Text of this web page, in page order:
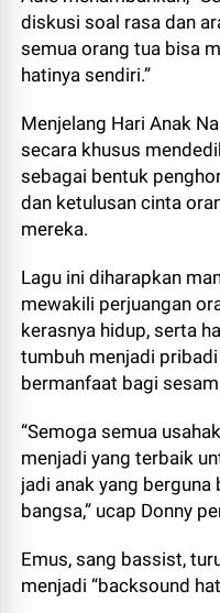
diskusi soal rasa dan
semua orang tua bisa
hatinya sendiri.”
Menjelang Hari Anak
secara khusus
sebagai bentuk
dan ketulusan cinta
mereka.
Lagu ini diharapkan
mewakili perjuangan
kerasnya hidup, serta
tumbuh menjadi
bermanfaat bagi
“Semoga semua
menjadi yang terbaik
jadi anak yang berguna
bangsa,” ucap Donny
Emus, sang bassist,
menjadi “backsound